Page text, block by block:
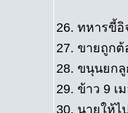
26. ทหารขี้อิ
27. ขายถูกต้
28. ขนุนยก
29. ข้าว 9 เ
30. นายให้ไ